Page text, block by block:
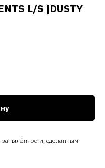
L/S [DUSTY
сделанным